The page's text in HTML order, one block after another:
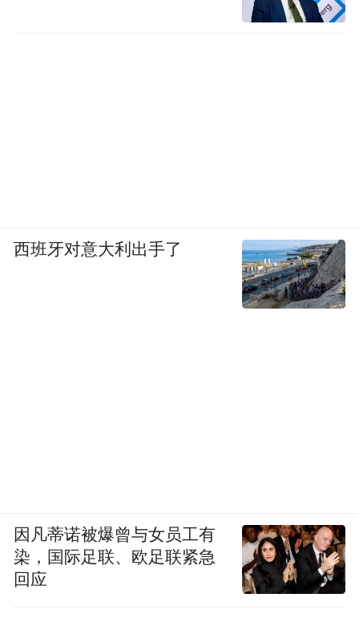
西班牙对意大利出手了
因凡蒂诺被爆曾与女员工有
染，国际足联、欧足联紧急
回应